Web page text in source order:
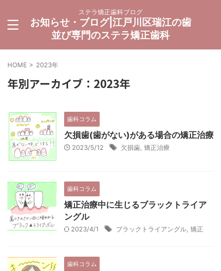
ステラ矯正歯科ブログ
お知らせ・ブログ|江戸川区瑞江の歯
並び専門のステラ矯正歯科
HOME > 2023年
年別アーカイブ：2023年
歯科コラム
欠損歯(歯がない)がある場合の矯正治療
2023/5/12 欠損歯 矯正治療
歯科コラム
矯正治療中に生じるブラックトライア
ングル
2023/4/1 ブラックトライアングル 矯正
歯科コラム